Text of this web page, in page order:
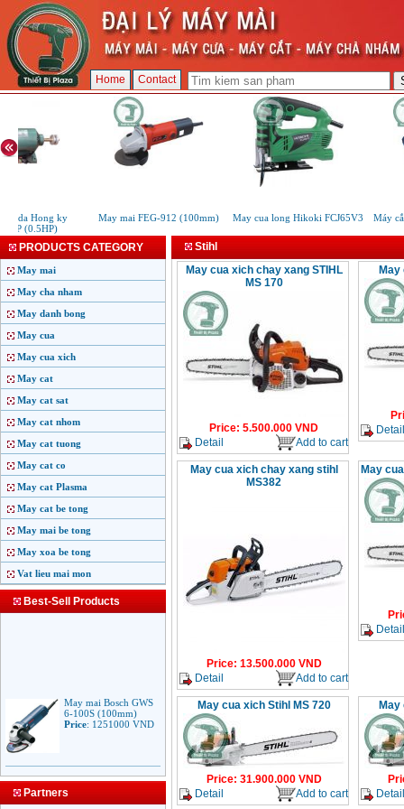
Home Contact
2 da Hong ky
(0.5HP)
May mai FEG-912 (100mm) May cua long Hikoki FCJ65V3 Máy
PRODUCTS CATEGORY
May mai
May cha nham
May danh bong
May cua
May cua xich
May cat
May cat sat
May cat nhom
May cat tuong
May cat co
May cat Plasma
May cat be tong
May mai be tong
May xoa be tong
Vat lieu mai mon
Best-Sell Products
May mai Bosch GWS
6-100S (100mm)
Price:1251000VND
May mai Makita
710W
Partners
Stihl
May cua xich chay xang STIHL
MS 170
Price: 5.500.000 VND
Detail
Add to cart
May
Detail
May cua xich chay xang stihl
MS382
Price: 13.500.000VND
Detail
Add to cart
May
Detail
May cua xich Stihl MS 720
Price: 31.900.000VND
Detail
Add to cart
May
Detail